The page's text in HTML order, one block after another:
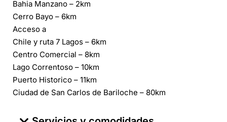
Bahia Manzano – 2km
Cerro Bayo – 6km
Acceso a
Chile y ruta 7 Lagos – 6km
Centro Comercial – 8km
Lago Correntoso – 10km
Puerto Historico – 11km
Ciudad de San Carlos de Bariloche – 80km